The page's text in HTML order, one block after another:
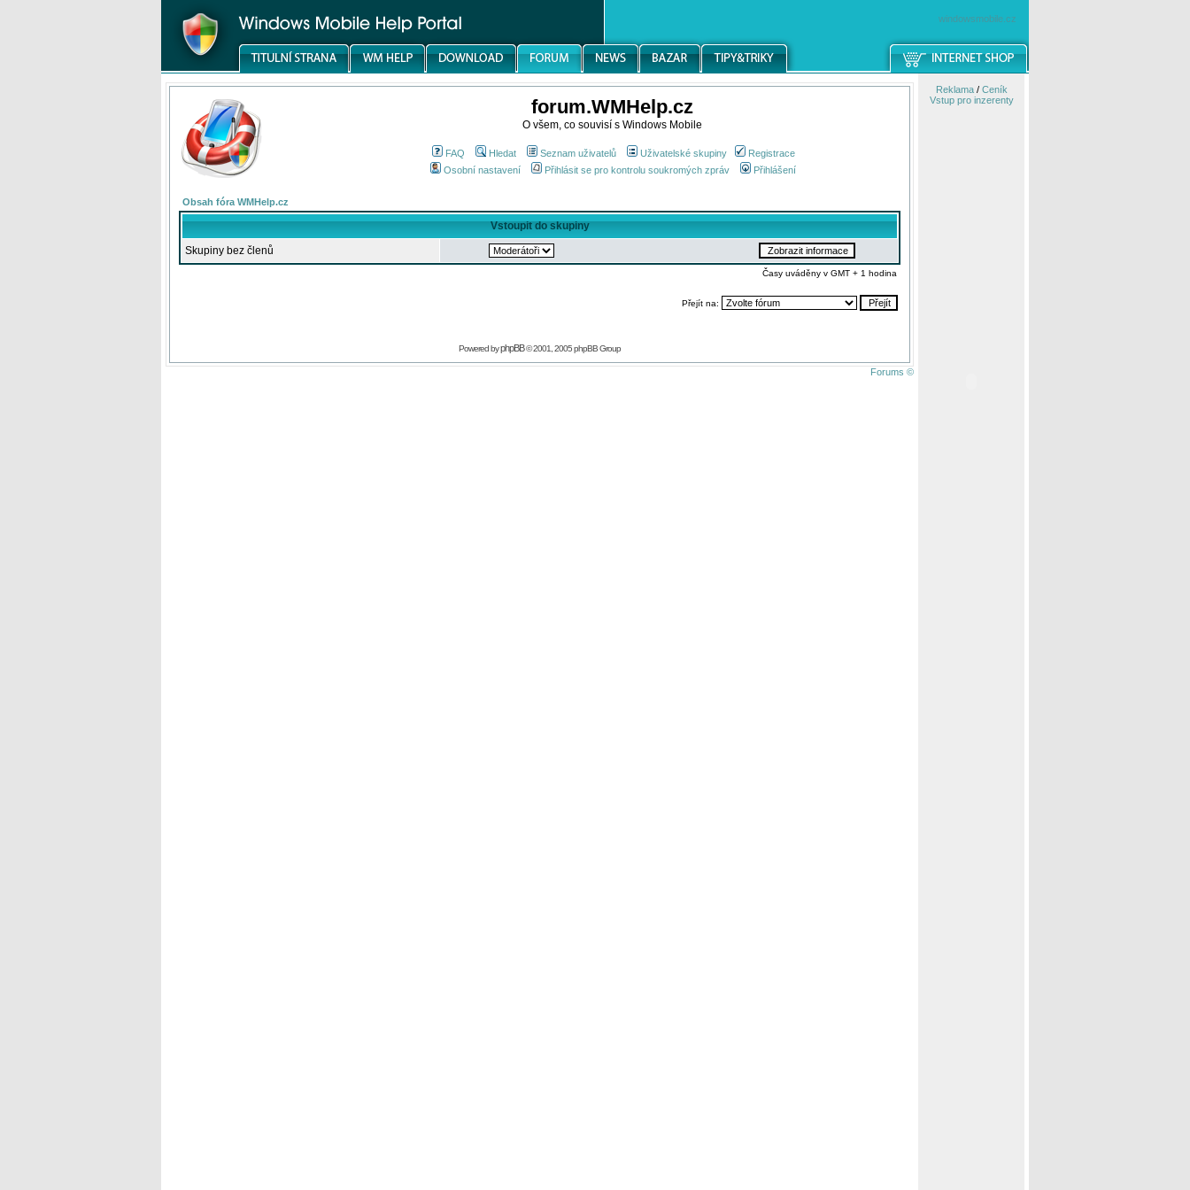
windowsmobile.cz
forum.WMHelp.cz
O všem, co souvisí s Windows Mobile
FAQ Hledat Seznam uživatelů Uživatelské skupiny
Registrace
Osobní nastavení
Přihlásit se pro kontrolu soukromých zpráv Přihlášení
Obsah fóra WMHelp.cz
Vstoupit do skupiny
Skupiny bez členů
Časy uváděny v GMT + 1 hodina
Přejít na:
Powered byphpBB© 2001, 2005 phpBB Group
Forums ©
Reklama/ Ceník
Vstup pro inzerenty